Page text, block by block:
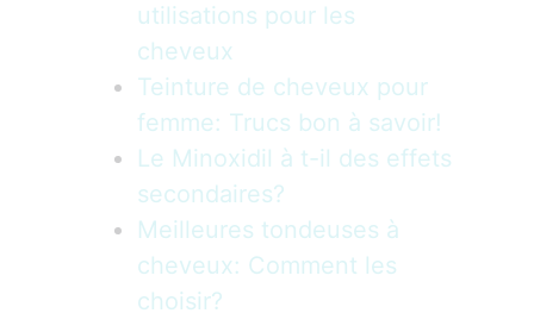
utilisations pour les
cheveux
Teinture de cheveux pour
femme: Trucs bon à savoir!
Le Minoxidil à t-il des effets
secondaires?
Meilleures tondeuses à
cheveux: Comment les
choisir?